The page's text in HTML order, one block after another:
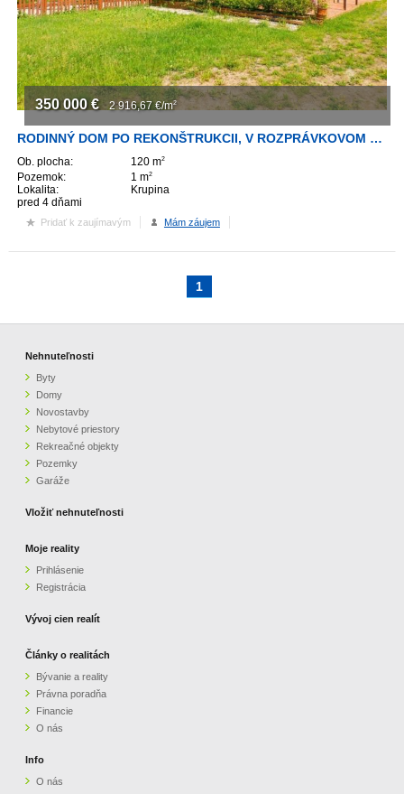
ZVÝRAZNENIE REALITNÝCH INZERÁTOV
REKLAMA
PARTNERI
KONTAKT
RODINNÝ DOM PO REKONŠTRUKCII, V ROZPRÁVKOVOM PROSTREDÍ LESA
Ob. plocha: 120 m2
Pozemok: 1 m2
Lokalita:
Krupina
pred 4 dňami
350 000 € 2 916,67 €/m2
Pridať k zaujímavým Mám záujem
1
Nehnuteľnosti
Byty
Domy
Novostavby
Nebytové priestory
Rekreačné objekty
Pozemky
Garáže
Vložiť nehnuteľnosti
Moje reality
Prihlásenie
Registrácia
Vývoj cien realít
Články o realitách
Bývanie a reality
Právna poradňa
Financie
O nás
Info
O nás